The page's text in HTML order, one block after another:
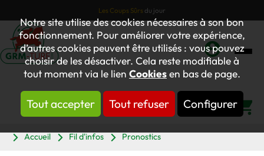
Notre site utilise des cookies nécessaires à son bon
fonctionnement. Pour améliorer votre expérience,
d’autres cookies peuvent être utilisés : vous pouvez
choisir de les désactiver. Cela reste modifiable à
tout moment via le lien Cookiesen bas de page.
Tout accepter Tout refuser Configurer
Les Coups Sûrs du jour
Mon
compte
Accueil
Fil d'infos Pronostics